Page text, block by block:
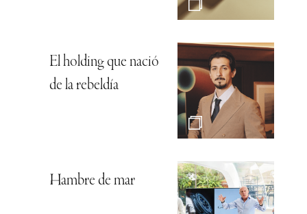
El holding que nació
de la rebeldía
Hambre de mar